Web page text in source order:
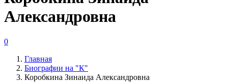
Александровна
0
Главная
Биографии на "К"
Коробкина Зинаида Александровна